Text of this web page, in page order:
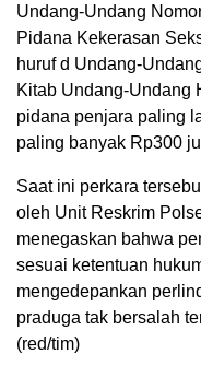
Undang-Undang
Pidana Kekerasan
huruf d Undang-
Kitab Undang-Undang
pidana penjara paling
paling banyak Rp300
Saat ini perkara
oleh Unit Reskrim
menegaskan bahwa
sesuai ketentuan
mengedepankan
praduga tak bersalah
(red/tim)